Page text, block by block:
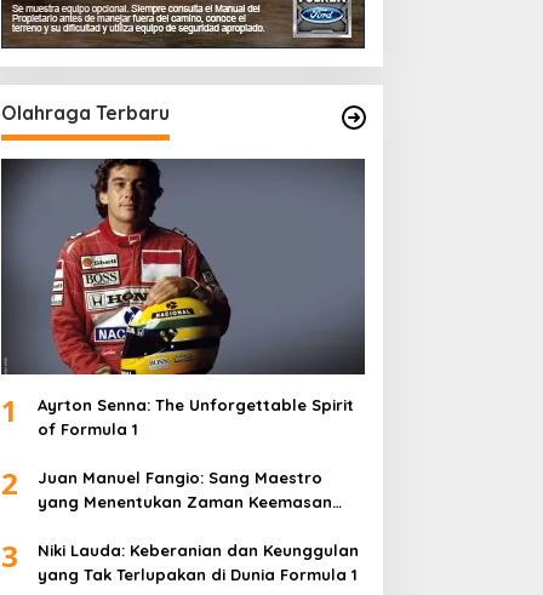
Olahraga Terbaru
1
Ayrton Senna: The Unforgettable Spirit
of Formula 1
2
Juan Manuel Fangio: Sang Maestro
yang Menentukan Zaman Keemasan
3
Niki Lauda: Keberanian dan Keunggulan
yang Tak Terlupakan di Dunia Formula 1